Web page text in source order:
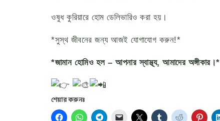
ওষুধ কুরিয়ারে হোম ডেলিভারিও করা হয়।
*সুস্থ জীবনের জন্য আজই যোগাযোগ করুন!*
*জামান হোমিও হল – আপনার স্বাস্থ্য, আমাদের অঙ্গীকার।*
শেয়ার করুনঃ